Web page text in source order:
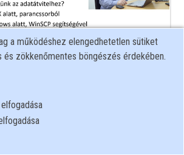
letöltése
a működéshez elengedhetetlen sütiket
és zökkenőmentes böngészés érdekében.